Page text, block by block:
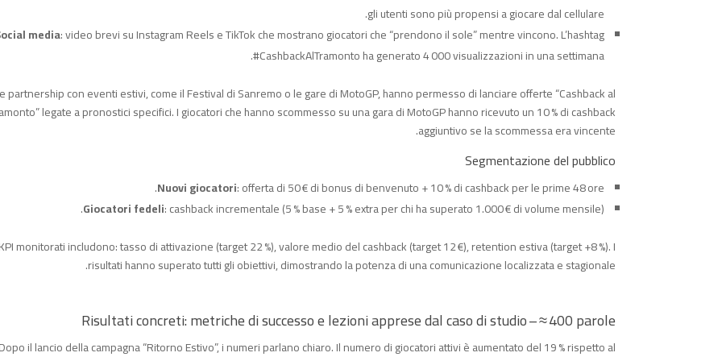
gli utenti sono più propensi a giocare dal cellulare.
media: video brevi su Instagram Reels e TikTok che mostrano giocatori che “prendono il sole” mentre vincono. L’hashtag
#CashbackAlTramonto ha generato 4 000 visualizzazioni in una settimana.
partnership con eventi estivi, come il Festival di Sanremo o le gare di MotoGP, hanno permesso di lanciare offerte “Cashback al
legate a pronostici specifici. I giocatori che hanno scommesso su una gara di MotoGP hanno ricevuto un 10 % di cashback
aggiuntivo se la scommessa era vincente.
Segmentazione del pubblico
Nuovi giocatori: offerta di 50 € di bonus di benvenuto + 10 % di cashback per le prime 48 ore.
Giocatori fedeli: cashback incrementale (5 % base + 5 % extra per chi ha superato 1.000 € di volume mensile).
monitorati includono: tasso di attivazione (target 22 %), valore medio del cashback (target 12 €), retention estiva (target +8 %). I
risultati hanno superato tutti gli obiettivi, dimostrando la potenza di una comunicazione localizzata e stagionale.
Risultati concreti: metriche di successo e lezioni apprese dal caso di studio – ≈ 400 parole
Dopo il lancio della campagna “Ritorno Estivo”, i numeri parlano chiaro. Il numero di giocatori attivi è aumentato del 19 % rispetto al